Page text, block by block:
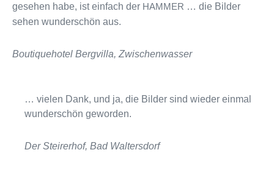
gese­hen habe, ist ein­fach der HAMMER … die Bilder
sehen wun­der­schön aus.
Boutiquehotel Bergvilla, Zwischenwasser
… vie­len Dank, und ja, die Bilder sind wie­der ein­mal
wun­der­schön geworden.
Der Steirerhof, Bad Waltersdorf